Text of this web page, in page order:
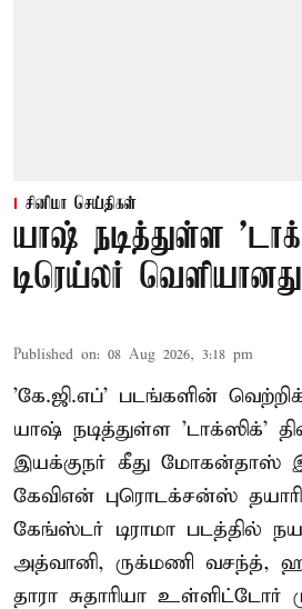
சினிமா செய்திகள்
யாஷ் நடித்துள்ள
டிரெய்லர் வெளியானது
Published on: 08 Aug 2026, 3:18 pm
'கே.ஜி.எப்' படங்களின்
யாஷ் நடித்துள்ள 'டாக்ஸிக்'
இயக்குநர் கீது மோகன்தாஸ்
கேவிஎன் புரொடக்சன்ஸ்
கேங்ஸ்டர் டிராமா படத்தில்
அத்வானி, ருக்மணி வசந்த்,
தாரா சுதாரியா உள்ளிட்டோர்